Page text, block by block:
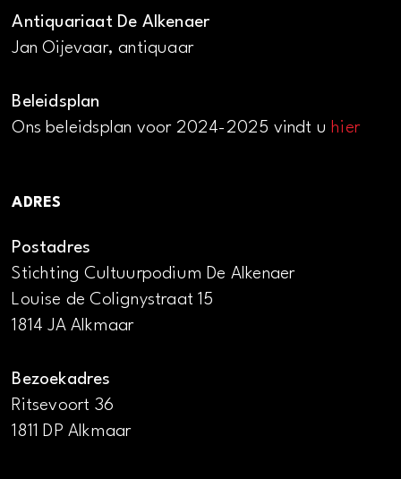
Antiquariaat De Alkenaer
Jan Oijevaar, antiquaar
Beleidsplan
Ons beleidsplan voor 2024-2025 vindt uhier
ADRES
Postadres
Stichting Cultuurpodium De Alkenaer
Louise de Colignystraat 15
1814 JA Alkmaar
Bezoekadres
Ritsevoort 36
1811 DP Alkmaar